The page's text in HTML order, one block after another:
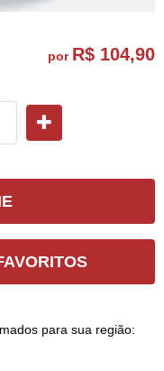
por R$ 104,90
para sua região: